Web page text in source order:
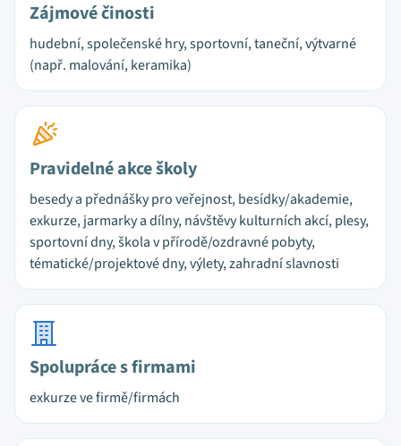
Zájmové činosti
hudební, společenské hry, sportovní, taneční, výtvarné
(např. malování, keramika)
Pravidelné akce školy
besedy a přednášky pro veřejnost, besídky/akademie,
exkurze, jarmarky a dílny, návštěvy kulturních akcí, plesy,
sportovní dny, škola v přírodě/ozdravné pobyty,
tématické/projektové dny, výlety, zahradní slavnosti
Spolupráce s firmami
exkurze ve firmě/firmách